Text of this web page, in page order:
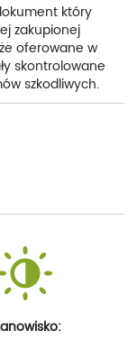
który
zakupionej
oferowane w
skontrolowane
szkodliwych.